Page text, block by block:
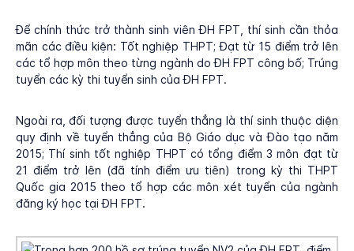
Để chính thức trở thành sinh viên ĐH FPT, thí sinh cần thỏa
mãn các điều kiện: Tốt nghiệp THPT; Đạt từ 15 điểm trở lên
các tổ hợp môn theo từng ngành do ĐH FPT công bố; Trúng
tuyển các kỳ thi tuyển sinh của ĐH FPT.
Ngoài ra, đối tượng được tuyển thẳng là thí sinh thuộc diện
quy định về tuyển thẳng của Bộ Giáo dục và Đào tạo năm
2015; Thí sinh tốt nghiệp THPT có tổng điểm 3 môn đạt từ
21 điểm trở lên (đã tính điểm ưu tiên) trong kỳ thi THPT
Quốc gia 2015 theo tổ hợp các môn xét tuyển của ngành
đăng ký học tại ĐH FPT.